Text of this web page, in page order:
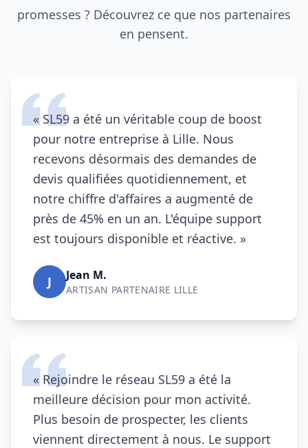
promesses ? Découvrez ce que nos partenaires
en pensent.
« SL59 a été un véritable coup de boost
pour notre entreprise à Lille. Nous
recevons désormais des demandes de
devis qualifiées quotidiennement, et
notre chiffre d'affaires a augmenté de
près de 45% en un an. L'équipe support
est toujours disponible et réactive. »
J Jean M.
ARTISAN PARTENAIRE LILLE
« Rejoindre le réseau SL59 a été la
meilleure décision pour mon activité.
Plus besoin de prospecter, les clients
viennent directement à nous. Le support